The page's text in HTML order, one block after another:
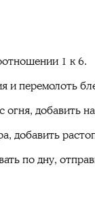
1 к 6.
и перемолоть
добавить
добавить
по дну,